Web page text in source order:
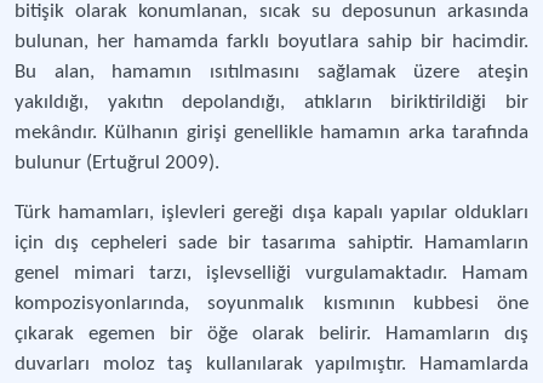
bitişik olarak konumlanan, sıcak su deposunun arkasında
bulunan, her hamamda farklı boyutlara sahip bir hacimdir.
Bu alan, hamamın ısıtılmasını sağlamak üzere ateşin
yakıldığı, yakıtın depolandığı, atıkların biriktirildiği bir
mekândır. Külhanın girişi genellikle hamamın arka tarafında
bulunur (Ertuğrul 2009).
Türk hamamları, işlevleri gereği dışa kapalı yapılar oldukları
için dış cepheleri sade bir tasarıma sahiptir. Hamamların
genel mimari tarzı, işlevselliği vurgulamaktadır. Hamam
kompozisyonlarında, soyunmalık kısmının kubbesi öne
çıkarak egemen bir öğe olarak belirir. Hamamların dış
duvarları moloz taş kullanılarak yapılmıştır. Hamamlarda